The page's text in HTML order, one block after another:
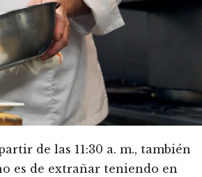
de las 11:30 a. m., también
es de extrañar teniendo en